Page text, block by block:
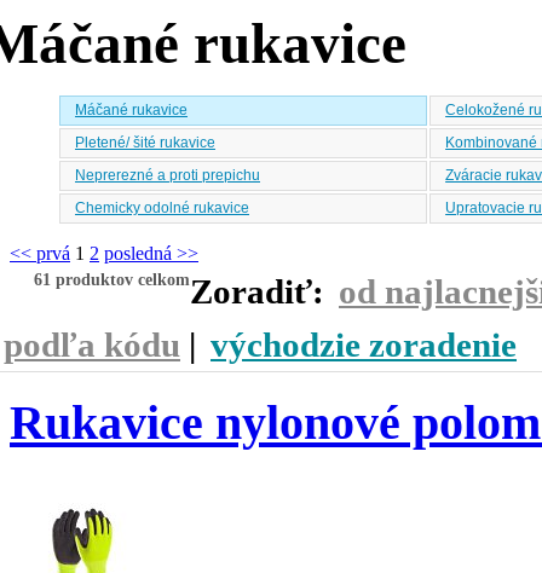
rukavice
Máčané rukavice
Celokožené
Pletené/ šité rukavice
Kombinované
Neprerezné a proti prepichu
Zváracie
Chemicky odolné rukavice
Upratovacie
<< prvá 1 2 posledná >>
61 produktov celkomZoradiť: od
podľa kódu | východzie zoradenie
Rukavice nylonové